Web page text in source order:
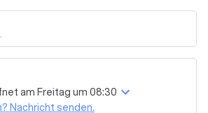
aus Hohlräumen durch spezielle
bei Problemen mit Schaben
und effiziente Lösungen, um die
oder Arbeitsbereich
Lebensmittelsicherheit und Hygiene
am Freitag um 08:30
Nachricht senden.